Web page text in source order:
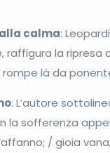
calma:
la ripresa
rompe là da
: L’autore
la sofferenza
/ gioia